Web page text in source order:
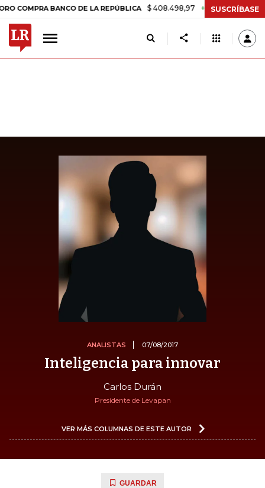
BANCO DE LA REPÚBLICA $ 408.498,97 +$ 8.753,81 +2,19%
SUSCRÍBASE
ANALISTAS 07/08/2017
Inteligencia para innovar
Carlos Durán
Presidente de Levapan
VER MÁS COLUMNAS DE ESTE AUTOR
GUARDAR